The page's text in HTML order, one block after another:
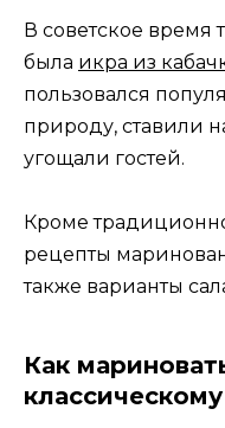
В советское время
была икра из
пользовался
природу, ставили
угощали гостей.
Кроме
рецепты
также варианты
Как